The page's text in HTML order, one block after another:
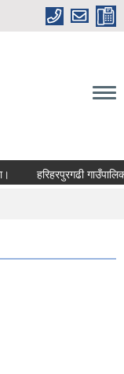
हरिहरपुरगढी